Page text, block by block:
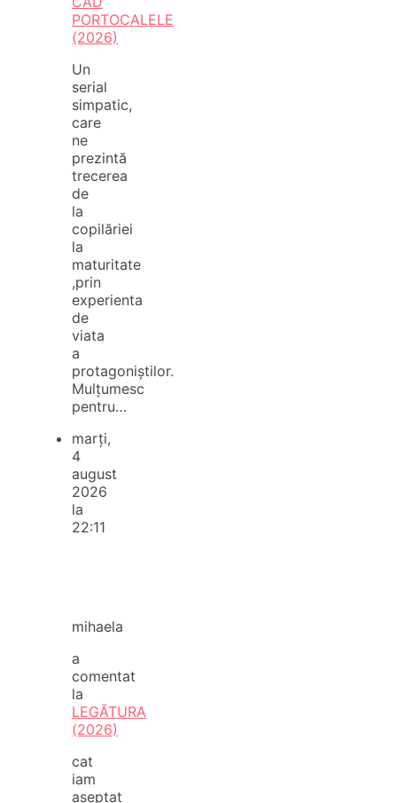
PORTOCALELE
(2026)
Un
serial
simpatic,
care
ne
prezintă
trecerea
de
la
copilăriei
la
maturitate
,prin
experienta
de
viata
a
protagoniștilor.
Mulțumesc
pentru…
marți,
4
august
2026
la
22:11
mihaela
a
comentat
la
LEGĂTURA
(2026)
cat
iam
aseptat